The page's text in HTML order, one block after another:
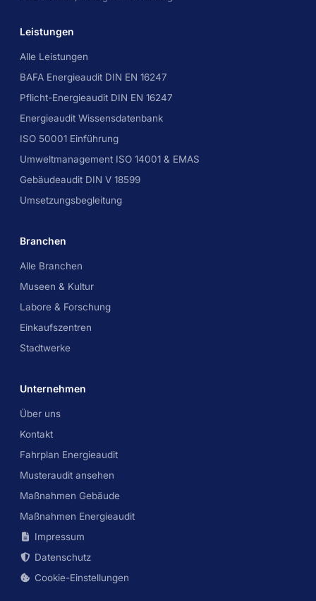
Leistungen
Alle Leistungen
BAFA Energieaudit DIN EN 16247
Pflicht-Energieaudit DIN EN 16247
Energieaudit Wissensdatenbank
ISO 50001 Einführung
Umweltmanagement ISO 14001 & EMAS
Gebäudeaudit DIN V 18599
Umsetzungsbegleitung
Branchen
Alle Branchen
Museen & Kultur
Labore & Forschung
Einkaufszentren
Stadtwerke
Unternehmen
Über uns
Kontakt
Fahrplan Energieaudit
Musteraudit ansehen
Maßnahmen Gebäude
Maßnahmen Energieaudit
Impressum
Datenschutz
Cookie-Einstellungen